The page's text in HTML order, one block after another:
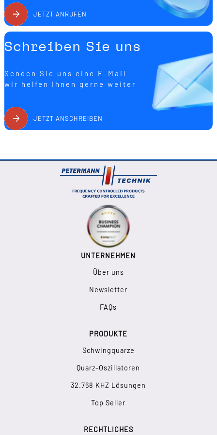
JETZT ANRUFEN
Schreiben Sie uns
Senden Sie uns eine E-Mail -
wir helfen Ihnen gerne weiter
JETZT ANSCHREIBEN
UNTERNEHMEN
Über uns
Newsletter
FAQs
PRODUKTE
Schwingquarze
Quarz-Oszillatoren
32.768 KHZ Lösungen
Top Seller
RECHTLICHES